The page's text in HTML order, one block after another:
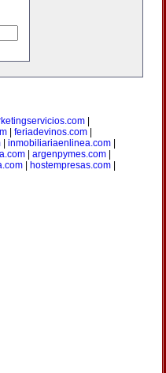
feriadevinos.com
inmobiliariaenlinea.com
argenpymes.com
| hostempresas.com|